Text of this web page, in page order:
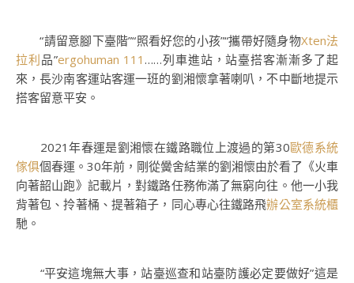
“請留意腳下臺階”“照看好您的小孩”“攜帶好隨身物Xten法
拉利品”ergohuman 111 ……列車進站，站臺搭客漸漸多了起
來，長沙南客運站客運一班的劉湘懷拿著喇叭，不中斷地提示
搭客留意平安。
2021年春運是劉湘懷在鐵路職位上渡過的第30歐德系統
傢俱個春運。30年前，剛從黌舍結業的劉湘懷由於看了《火車
向著韶山跑》記載片，對鐵路任務佈滿了無窮向往。他一小我
背著包、拎著桶、提著箱子，同心專心往鐵路飛辦公室系統櫃
馳。
“平安這塊無大事，站臺巡查和站臺防護必定要做好”這是